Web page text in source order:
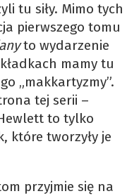
tu siły. Mimo tych
pierwszego tomu
to wydarzenie
mamy tu
„makkartyzmy”.
tej serii –
to tylko
które tworzyły je
przyjmie się na